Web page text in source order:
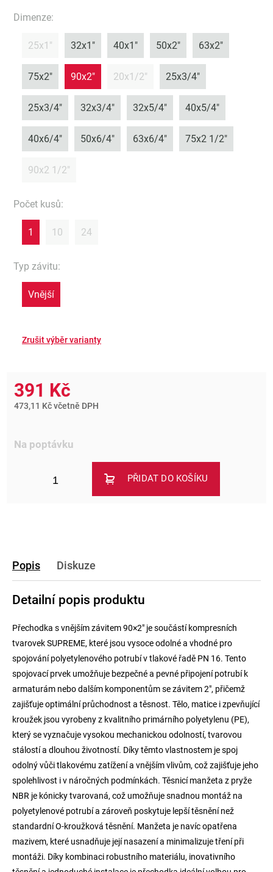
Dimenze:
25x1" 32x1" 40x1" 50x2" 63x2"
75x2" 90x2" 20x1/2" 25x3/4"
25x3/4" 32x3/4" 32x5/4" 40x5/4"
40x6/4" 50x6/4" 63x6/4" 75x2 1/2"
90x2 1/2"
Počet kusů:
1 10 24
Typ závitu:
Vnější
391 Kč
473,11 Kč včetně DPH
Na poptávku
PŘIDAT DO KOŠÍKU
Popis Diskuze
Detailní popis produktu
Přechodka s vnějším závitem 90×2" je součástí kompresních
tvarovek SUPREME, které jsou vysoce odolné a vhodné pro
spojování polyetylenového potrubí v tlakové řadě PN 16. Tento
spojovací prvek umožňuje bezpečné a pevné připojení potrubí k
armaturám nebo dalším komponentům se závitem 2", přičemž
zajišťuje optimální průchodnost a těsnost. Tělo, matice i zpevňující
kroužek jsou vyrobeny z kvalitního primárního polyetylenu (PE),
který se vyznačuje vysokou mechanickou odolností, tvarovou
stálostí a dlouhou životností. Díky těmto vlastnostem je spoj
odolný vůči tlakovému zatížení a vnějším vlivům, což zajišťuje jeho
spolehlivost i v náročných podmínkách. Těsnicí manžeta z pryže
NBR je kónicky tvarovaná, což umožňuje snadnou montáž na
polyetylenové potrubí a zároveň poskytuje lepší těsnění než
standardní O-kroužková těsnění. Manžeta je navíc opatřena
mazivem, které usnadňuje její nasazení a minimalizuje tření při
montáži. Díky kombinaci robustního materiálu, inovativního